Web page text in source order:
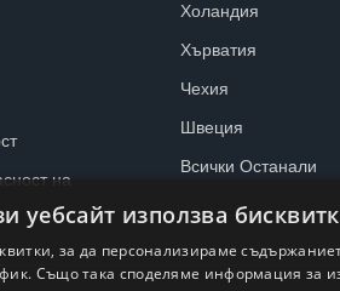
на
Холандия
Хърватия
Чехия
Швеция
Всички Останали
уебсайт използва
за да персонализираме
Също така споделяме информация за